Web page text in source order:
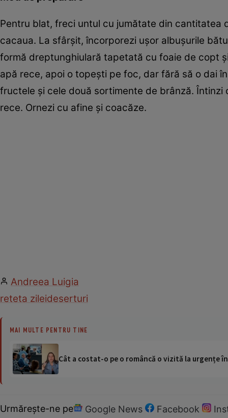
Pentru blat, freci untul cu jumătate din cantitatea
cacaua. La sfârşit, încorporezi uşor albuşurile
formă dreptunghiulară tapetată cu foaie de copt
apă rece, apoi o topeşti pe foc, dar fără să o dai
fructele şi cele două sortimente de brânză.
rece. Ornezi cu afine şi coacăze.
Andreea Luigia
reteta zileideserturi
MAI MULTE PENTRU TINE
Cât a costat-o pe o româncă o vizită la urgențe
Urmărește-ne pe Google News Facebook